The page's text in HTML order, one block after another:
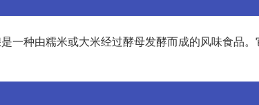
一种由糯米或大米经过酵母发酵而成的风味食品